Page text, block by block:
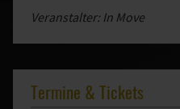
Veranstalter: In Move
Termine & Tickets